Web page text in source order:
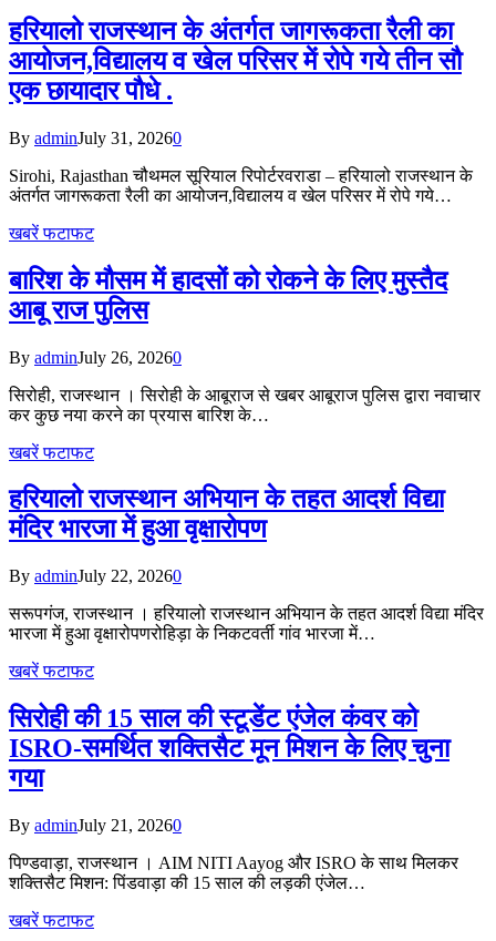
हरियालो राजस्थान के अंतर्गत जागरूकता रैली का
आयोजन,विद्यालय व खेल परिसर में रोपे गये तीन सौ
एक छायादार पौधे .
By adminJuly 31, 20260
Sirohi, Rajasthan चौथमल सूरियाल रिपोर्टरवराडा – हरियालो राजस्थान के
अंतर्गत जागरूकता रैली का आयोजन,विद्यालय व खेल परिसर में रोपे गये…
खबरें फटाफट
बारिश के मौसम में हादसों को रोकने के लिए मुस्तैद
आबू राज पुलिस
By adminJuly 26, 20260
सिरोही, राजस्थान । सिरोही के आबूराज से खबर आबूराज पुलिस द्वारा नवाचार
कर कुछ नया करने का प्रयास बारिश के…
खबरें फटाफट
हरियालो राजस्थान अभियान के तहत आदर्श विद्या
मंदिर भारजा में हुआ वृक्षारोपण
By adminJuly 22, 20260
सरूपगंज, राजस्थान । हरियालो राजस्थान अभियान के तहत आदर्श विद्या मंदिर
भारजा में हुआ वृक्षारोपणरोहिड़ा के निकटवर्ती गांव भारजा में…
खबरें फटाफट
सिरोही की 15 साल की स्टूडेंट एंजेल कंवर को
ISRO-समर्थित शक्तिसैट मून मिशन के लिए चुना
गया
By adminJuly 21, 20260
पिण्डवाड़ा, राजस्थान । AIM NITI Aayog और ISRO के साथ मिलकर
शक्तिसैट मिशन: पिंडवाड़ा की 15 साल की लड़की एंजेल…
खबरें फटाफट